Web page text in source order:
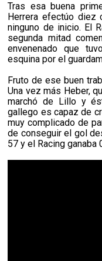
Tras esa buena
Herrera efectúo diez
ninguno de inicio. El
segunda mitad
envenenado que
esquina por el
Fruto de ese buen
Una vez más Heber,
marchó de Lillo y
gallego es capaz de
muy complicado de
de conseguir el gol
57 y el Racing ganaba